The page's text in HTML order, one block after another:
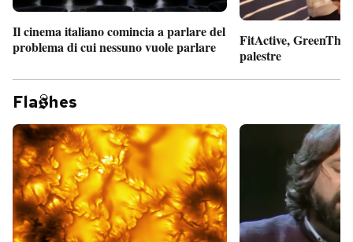
Il cinema italiano comincia a parlare del
problema di cui nessuno vuole parlare
FitActive,
palestre
Fla hes